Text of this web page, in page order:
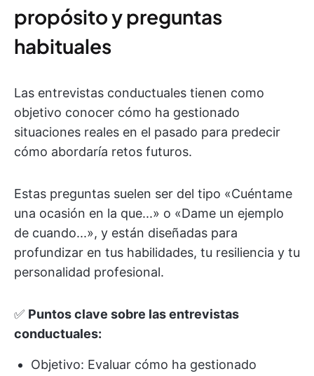
propósito y preguntas
habituales
Las entrevistas conductuales tienen como
objetivo conocer cómo ha gestionado
situaciones reales en el pasado para predecir
cómo abordaría retos futuros.
Estas preguntas suelen ser del tipo «Cuéntame
una ocasión en la que...» o «Dame un ejemplo
de cuando...», y están diseñadas para
profundizar en tus habilidades, tu resiliencia y tu
personalidad profesional.
✅ Puntos clave sobre las entrevistas
conductuales:
Objetivo: Evaluar cómo ha gestionado